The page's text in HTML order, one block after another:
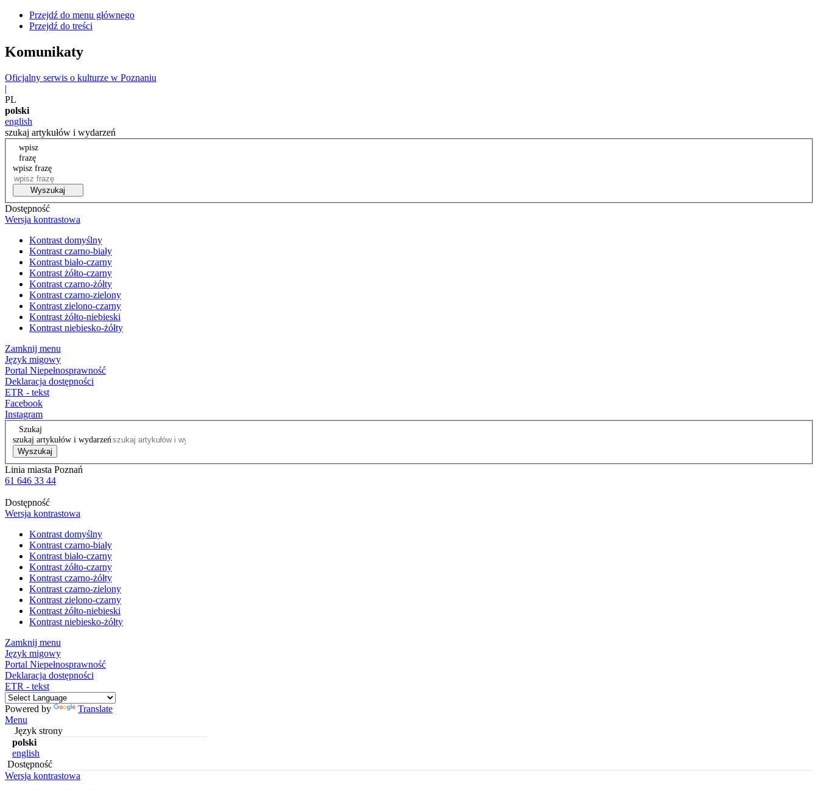
Przejdź do menu głównego
Przejdź do treści
Komunikaty
Oficjalny serwis o kulturze w Poznaniu
|
PL
polski
english
szukaj artykułów i wydarzeń
wpisz
frazę
wpisz frazę
Wyszukaj
Dostępność
Wersja kontrastowa
Kontrast domyślny
Kontrast czarno-biały
Kontrast biało-czarny
Kontrast żółto-czarny
Kontrast czarno-żółty
Kontrast czarno-zielony
Kontrast zielono-czarny
Kontrast żółto-niebieski
Kontrast niebiesko-żółty
Zamknij menu
Język migowy
Portal Niepełnosprawność
Deklaracja dostępności
ETR - tekst
Facebook
Instagram
Szukaj
szukaj artykułów i wydarzeń
Wyszukaj
Linia miasta Poznań
61 646 33 44
Dostępność
Wersja kontrastowa
Kontrast domyślny
Kontrast czarno-biały
Kontrast biało-czarny
Kontrast żółto-czarny
Kontrast czarno-żółty
Kontrast czarno-zielony
Kontrast zielono-czarny
Kontrast żółto-niebieski
Kontrast niebiesko-żółty
Zamknij menu
Język migowy
Portal Niepełnosprawność
Deklaracja dostępności
ETR - tekst
Powered by
Translate
Menu
Język strony
polski
english
Dostępność
Wersja kontrastowa